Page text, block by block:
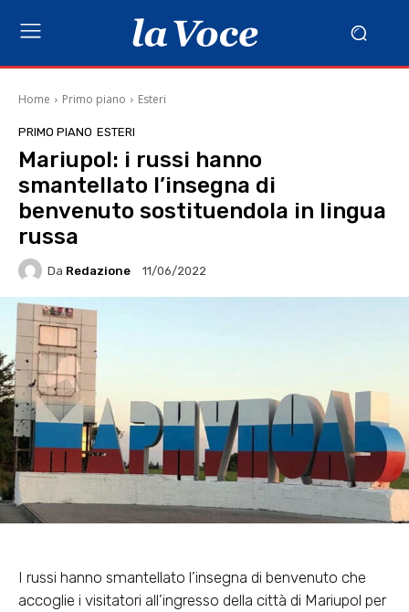
Home Primo piano Esteri
PRIMO PIANO ESTERI
Mariupol: i russi hanno
smantellato l’insegna di
benvenuto sostituendola in lingua
russa
Da Redazione 11/06/2022
I russi hanno smantellato l’insegna di benvenuto che
accoglie i visitatori all’ingresso della città di Mariupol per